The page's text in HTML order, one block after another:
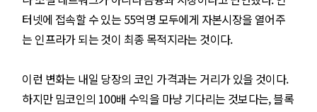
터넷에 접속할 수 있는 55억명 모두에게 자본시장을 열어주
는 인프라가 되는 것이 최종 목적지라는 것이다.
이런 변화는 내일 당장의 코인 가격과는 거리가 있을 것이다.
하지만 밈코인의 100배 수익을 마냥 기다리는 것보다는, 블록